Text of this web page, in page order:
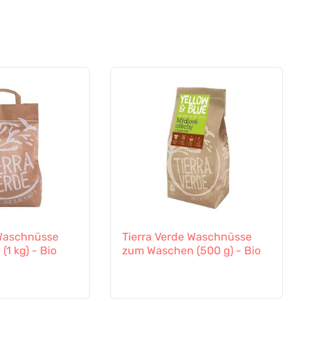
kg) - Bio
Tierra Verde Waschnüsse
zum Waschen (500 g) - Bio